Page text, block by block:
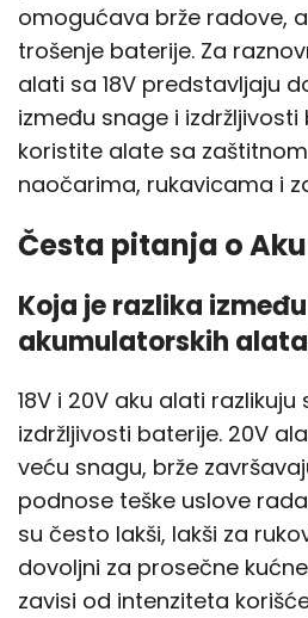
omogućava brže radove,
trošenje baterije. Za
alati sa 18V predstavljaju
između snage i izdržljivosti
koristite alate sa
naočarima, rukavicama i
Česta pitanja o
Koja je razlika između
akumulatorskih
18V i 20V aku alati
izdržljivosti baterije. 20V
veću snagu, brže
podnose teške uslove
su često lakši, lakši za
dovoljni za prosečne
zavisi od intenziteta